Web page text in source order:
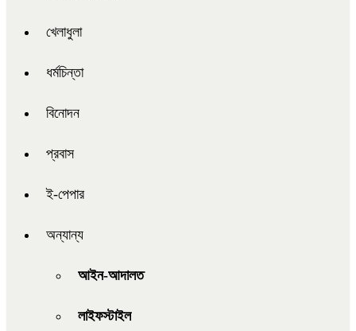
খেলাধুলা
ধর্মচিন্তা
বিনোদন
প্রবাস
ই-পেপার
অন্যান্য
আইন-আদালত
লাইফস্টাইল